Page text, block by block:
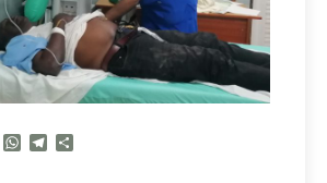
ThreadsWhatsApp
Telegram